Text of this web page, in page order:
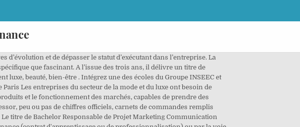
pour cause, ce secteur ne s’est jamais aussi bien porté, en France comme à l’international. Nos résultats pour : Luxe & Hospitality Alternance & apprentissage Master en Marketing du Luxe Un programme en 18 mois pour maîtriser les rouages de la création et du maintien d’une marque de luxe, et se former aux nouveaux métiers décisionnels et créatifs de ce secteur en pleine évolution. Emploi Alternance Luxe - Paris (75) Trier par : pertinence - date. Le projet pédagogique de l’ISC Paris privilégie la créativité et le développement de l’esprit entrepreneurial. 180 CRÉDITS ECTS. Les résultats affichés sont des annonces doffre demploi qui correspondent à votre requête. Ces trois années de formation dans la capitale française et mondiale du luxe donneront toutes les clés pour s’épanouir professionnellement. *Titre de « Responsable Marketing et Commercial » - ESGCV – ESGCI – NSF 312p – Niveau 6. L'année 5 est l'année créée par Paris School of Luxury pour se perfectionner. Sup de luxe, école de référence dans le management du luxe, est adossée à une chaire Cartier depuis 30 ans. PROCESSUS D’ADMISSION BACHELOR MANAGEMENT LUXE MODE BEAUTÉ. Il est le tremplin idéal pour rejoindre les MBA de Sup de Luxe ou intégrer l’univers professionnel des Marques et Maisons. Préparez en 1 an un Bachelor bac+3 Commerce Marketing en initial en 1 an. L’American Business School of Paris vous accompagne dans cette démarche, grâce à un cursus basé sur le système éducatif américain. Admission : Bac+2 (BTS, IUT, L2). Cursus Bachelor ou Mastère accessible de post-bac à Bac+5 - Titre certifié de niveau 6 et 7 - Alternance possible - Maîtrisez les codes du marketing du luxe Cycles Bachelors & Masteres, Admissions parallèles possibles. Faites le choix d’un cursus d’école de commerce international après le Bac qui garantira votre succès à l’international et dans le secteur du luxe et de la mode! Télécharger la plaquette. Bachelor management du luxe. Classique - Alternance - Elearning 08.05.29.29.27 51 ter, rue de Saint Cyr - 69009 Lyon Faire une demande de renseignement. BMI – Bachelor Management du Luxe. Frais de scolarité IONIS Education Group Bachelors . Rythme de formation : Alternance ou Classique . Il est en outre disponible en alternance. Les étudiants bénéficient d’expériences concrètes dans le métier qu’ils souhaitent exercer plus tard. Le Bachelor Luxe de Sup de Luxe est l’unique formation aux métiers du commerce à bénéficier d’un tel parrainage et environnement professionnel. Bachelor Marketing de luxe, Collège de Paris. MARKETING DU LUXE. Le Bachelor in Fashion & Luxury Retail Management . Des stages ont lieu chaque année et il peut se faire en alternance en 3ème année. Formation Luxe Bachelor Luxe Année 1 : Découvrir avec Paris School of Luxury Découvrir : plus qu’un objectif, chaque année porte en elle une valeur clef, ici la découverte : celle des secteurs luxe, mode et beauté, de leurs enjeux et des nouvelles stratégies marketing & communication mais aussi du travail en équipe, de l’international et de la découverte de soi. De nombreux établissements proposent les formations en marketing du luxe en alternance. ... Prix: gratuit en alternance (contrat d’apprentissage et contrat de professionnalisation). En alternance ou formation continue Titre certifié niveau 6 délivré par C3 Institute (1) Titre accessible par la VAE. Le Bachelor Marketing du Luxe, Mode & Tourisme permettra aux étudiants d’approfondir et de maîtriser les spécificités du retail du luxe ainsi que les techniques de la vente haut de gamme. Programmes Bachelor en alternance 5 programmes Bac+3 pour travailler dans des secteurs qui recrutent ! La 3e année peut se faire en alternance. Formation Luxe Année 5 : M2 Marketing et communication Luxe, mode, beauté. Élégance est un groupe familial qui regroupe les établissements Peyrefitte Tourisme, E.L.L.E. Lire aussi . L’ESGCI propose par exemple un programme intitulé Bachelor Marketing et management du luxe. Le Bachelor Luxe – Responsable marketing et commercial est professionnalisant. Rentrées administratives 2019/2020 En savoir plus Prendre Rendez-vous. Page